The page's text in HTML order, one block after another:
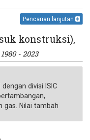
Pencarian lanjutan
konstruksi),
1980 - 2023
divisi ISIC
gas. Nilai tambah
produsen atau
total nilai